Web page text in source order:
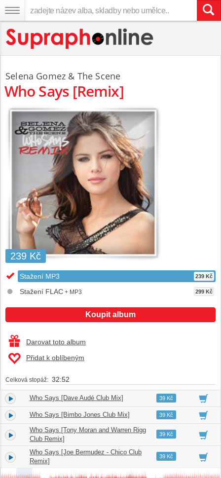
Selena Gomez & The Scene
Who Says [Remix]
239 Kč
Stažení MP3 239 Kč
Stažení FLAC + MP3 299 Kč
Koupit album
Darovat toto album
Přidat k oblíbeným
Celková stopáž: 32:52
1. Who Says [Dave Audé Club Mix] 07:0639 Kč
2. Who Says [Bimbo Jones Club Mix] 05:4739 Kč
3.
Who Says [Tony Moran and Warren Rigg
Club Remix]
07:2639 Kč
4.
Who Says [Joe Bermudez - Chico Club
Remix]
06:5239 Kč